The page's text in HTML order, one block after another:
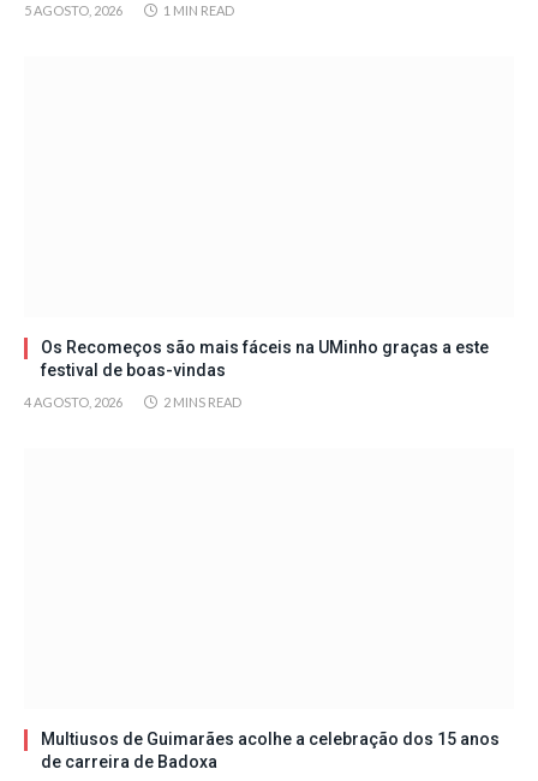
5 AGOSTO, 2026 1 MIN READ
Os Recomeços são mais fáceis na UMinho graças a este
festival de boas-vindas
4 AGOSTO, 2026 2 MINS READ
Multiusos de Guimarães acolhe a celebração dos 15 anos
de carreira de Badoxa